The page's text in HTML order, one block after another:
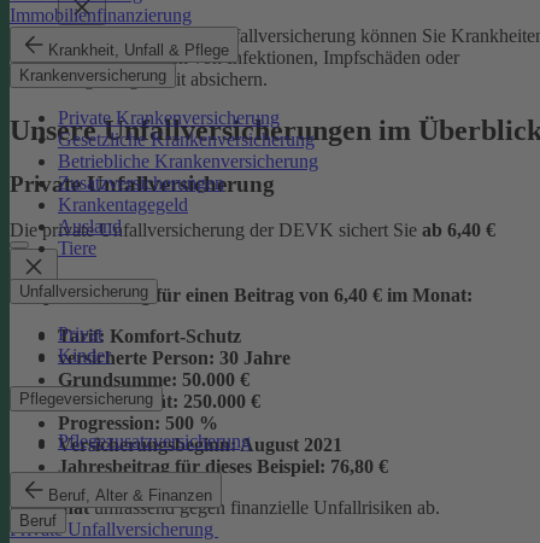
Immobilienfinanzierung
Krankheit, Unfall & Pflege
Krankenversicherung
Private Krankenversicherung
Gesetzliche Krankenversicherung
Betriebliche Krankenversicherung
Zusatzversicherungen
Krankentagegeld
Ausland
Tiere
Unfallversicherung
Privat
Kinder
Pflegeversicherung
Pflegezusatzversicherung
Beruf, Alter & Finanzen
Beruf
Mit der Junior-Plus-Unfallversicherung können Sie
sowie die Folgen von Infektionen, Impfschäden oder
Vergiftungen mit absichern.
Unsere Unfallversicherungen im
Private Unfallversicherung
Die private Unfallversicherung der DEVK sichert Sie ab 6,40 €
Beispielrechnung für einen Beitrag von 6,40 € im Monat:
Tarif: Komfort-Schutz
versicherte Person: 30 Jahre
Grundsumme: 50.000 €
Vollinvalidität: 250.000 €
Progression: 500 %
Versicherungsbeginn:August 2021
Jahresbeitrag für dieses Beispiel: 76,80 €
im Monatumfassend gegen finanzielle Unfallrisiken ab.
Private Unfallversicherung